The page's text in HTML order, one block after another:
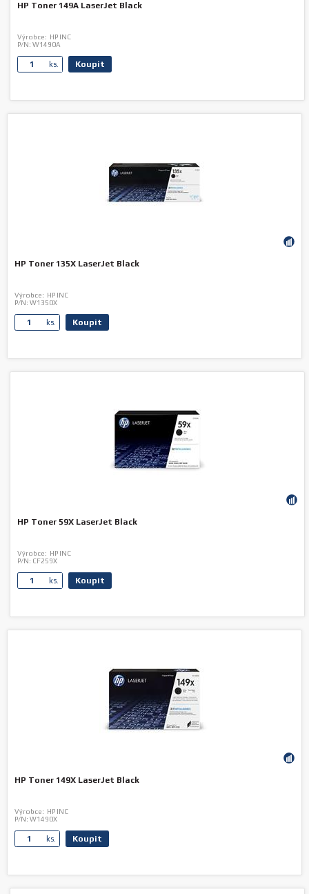
HP Toner 149A LaserJet Black
Výrobce: HP INC
P/N: W1490A
ks. Koupit
HP Toner 135X LaserJet Black
Výrobce: HP INC
P/N: W1350X
ks. Koupit
HP Toner 59X LaserJet Black
Výrobce: HP INC
P/N: CF259X
ks. Koupit
HP Toner 149X LaserJet Black
Výrobce: HP INC
P/N: W1490X
ks. Koupit